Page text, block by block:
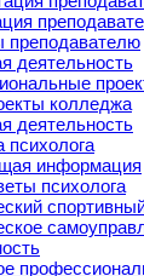
преподавателю
деятельность
колледжа
деятельность
психолога
информация
психолога